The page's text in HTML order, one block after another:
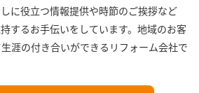
に役立つ情報提供や時節のご挨拶など
するお手伝いをしています。地域のお客
涯の付き合いができるリフォーム会社で